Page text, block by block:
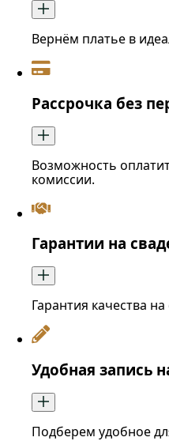
Вернём платье в
Рассрочка без
Возможность
комиссии.
Гарантии на
Гарантия качества
Удобная запись
Подберем удобное